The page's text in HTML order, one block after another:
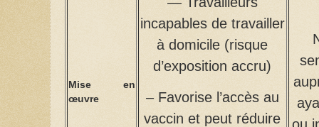
Mise en
œuvre
incapables de travailler
à domicile (risque
d’exposition accru)
– Favorise l’accès au
vaccin et peut réduire